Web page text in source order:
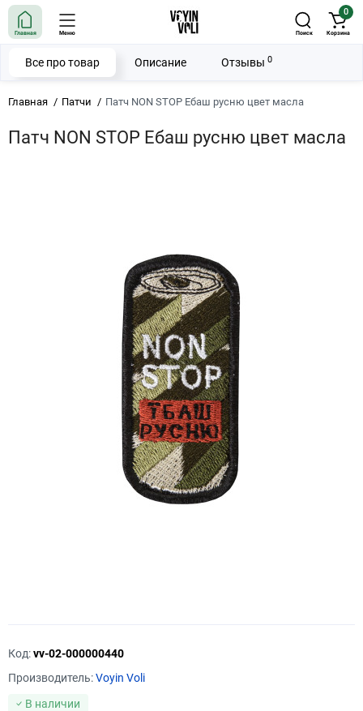
Главная Меню Поиск
0
Корзина
Главная Патчи Патч NON STOP Ебаш русню цвет масла
Патч NON STOP Ебаш русню цвет масла
Все про товар Описание Отзывы 0
Код:vv-02-000000440
Производитель:Voyin Voli
В наличии